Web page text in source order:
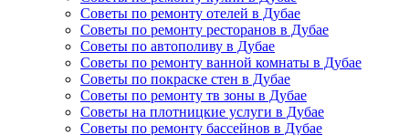
Советы по ремонту отелей в Дубае
Советы по ремонту ресторанов в Дубае
Советы по автополиву в Дубае
Советы по ремонту ванной комнаты в Дубае
Советы по покраске стен в Дубае
Советы по ремонту тв зоны в Дубае
Советы на плотницкие услуги в Дубае
Советы по ремонту бассейнов в Дубае